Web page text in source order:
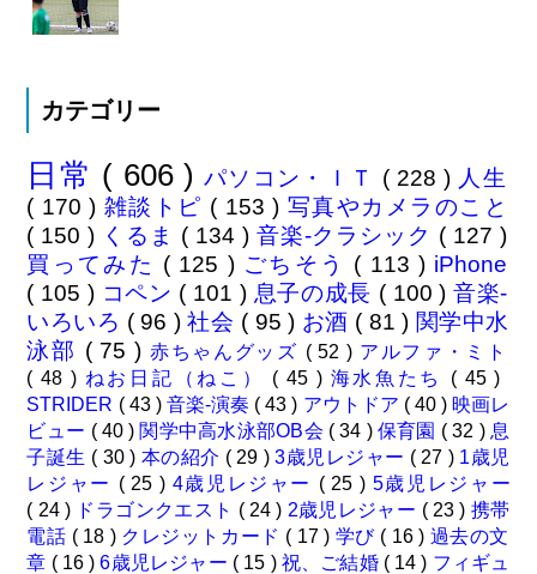
カテゴリー
日常 ( 606 )パソコン・ＩＴ ( 228 ) 人生
( 170 ) 雑談トピ ( 153 ) 写真やカメラのこと
( 150 ) くるま ( 134 ) 音楽-クラシック ( 127 )
買ってみた ( 125 ) ごちそう ( 113 ) iPhone
( 105 ) コペン ( 101 ) 息子の成長 ( 100 )音楽-
いろいろ ( 96 )社会 ( 95 ) お酒 ( 81 ) 関学中水
泳部 ( 75 ) 赤ちゃんグッズ ( 52 ) アルファ・ミト
( 48 ) ねお日記（ねこ） ( 45 ) 海水魚たち ( 45 )
STRIDER ( 43 ) 音楽-演奏 ( 43 ) アウトドア ( 40 ) 映画レ
ビュー ( 40 ) 関学中高水泳部OB会 ( 34 ) 保育園 ( 32 ) 息
子誕生 ( 30 ) 本の紹介 ( 29 )3歳児レジャー ( 27 ) 1歳児
レジャー ( 25 ) 4歳児レジャー ( 25 ) 5歳児レジャー
( 24 ) ドラゴンクエスト ( 24 ) 2歳児レジャー ( 23 ) 携帯
電話 ( 18 ) クレジットカード ( 17 ) 学び ( 16 ) 過去の文
章 ( 16 )6歳児レジャー ( 15 ) 祝、ご結婚 ( 14 ) フィギュ